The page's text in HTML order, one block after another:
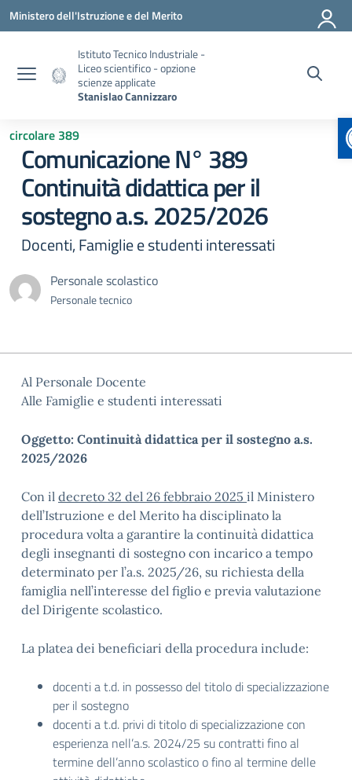
Vai ai contenuti
Vai al menu di navigazione
Vai al footer
Ministero dell'Istruzione e del Merito
Istituto Tecnico Industriale -
Liceo scientifico - opzione
scienze applicate
Stanislao Cannizzaro
circolare 389
Comunicazione N° 389
Continuità didattica per il
sostegno a.s. 2025/2026
Docenti, Famiglie e studenti interessati
Personale scolastico
Personale tecnico
Al Personale Docente
Alle Famiglie e studenti interessati
Oggetto: Continuità didattica per il sostegno a.s.
2025/2026
Con il decreto 32 del 26 febbraio 2025 il Ministero
dell’Istruzione e del Merito ha disciplinato la
procedura volta a garantire la continuità didattica
degli insegnanti di sostegno con incarico a tempo
determinato per l’a.s. 2025/26, su richiesta della
famiglia nell’interesse del figlio e previa valutazione
del Dirigente scolastico.
La platea dei beneficiari della procedura include:
docenti a t.d. in possesso del titolo di specializzazione
per il sostegno
docenti a t.d. privi di titolo di specializzazione con
esperienza nell’a.s. 2024/25 su contratti fino al
termine dell’anno scolastico o fino al termine delle